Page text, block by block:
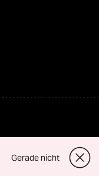
Gerade nicht